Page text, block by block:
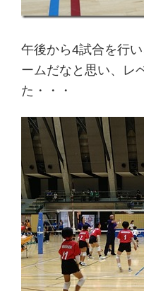
午後から4試合を行
ームだなと思い、レ
た・・・